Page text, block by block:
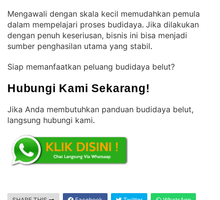
Mengawali dengan skala kecil memudahkan pemula
dalam mempelajari proses budidaya. Jika dilakukan
dengan penuh keseriusan, bisnis ini bisa menjadi
sumber penghasilan utama yang stabil.
Siap memanfaatkan peluang budidaya belut?
Hubungi Kami Sekarang!
Jika Anda membutuhkan panduan budidaya belut,
langsung hubungi kami.